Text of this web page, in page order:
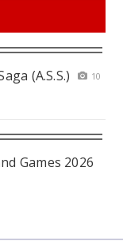
(A.S.S.)
10
Games 2026